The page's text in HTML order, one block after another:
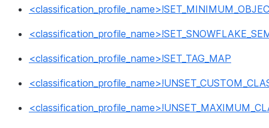
<classification_profile_name>!SET_TAG_MAP